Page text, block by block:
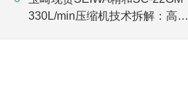
330L/min压缩机技术拆解：高排